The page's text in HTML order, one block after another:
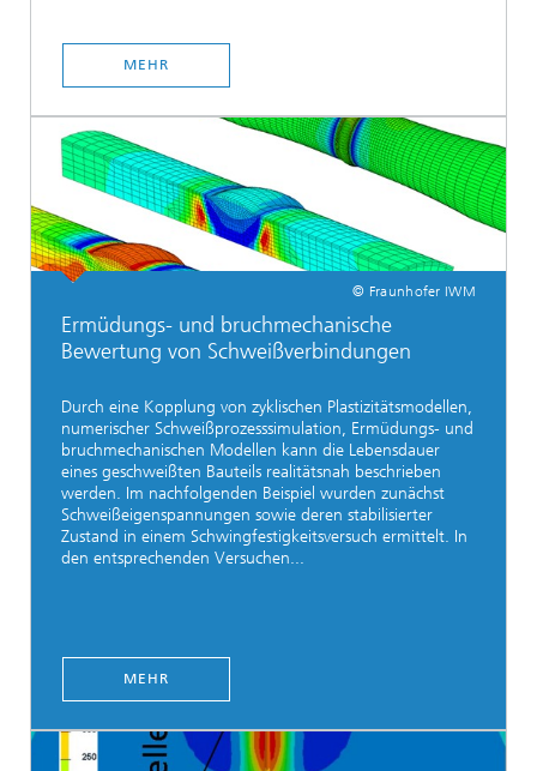
MEHR
© Fraunhofer IWM
Ermüdungs- und bruchmechanische
Bewertung von Schweißverbindungen
Durch eine Kopplung von zyklischen Plastizitätsmodellen,
numerischer Schweißprozesssimulation, Ermüdungs- und
bruchmechanischen Modellen kann die Lebensdauer
eines geschweißten Bauteils realitätsnah beschrieben
werden. Im nachfolgenden Beispiel wurden zunächst
Schweißeigenspannungen sowie deren stabilisierter
Zustand in einem Schwingfestigkeitsversuch ermittelt. In
den entsprechenden Versuchen...
MEHR